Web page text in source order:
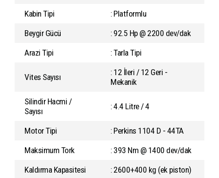
Kabin Tipi
: Platformlu
Beygir Gücü
: 92.5 Hp @ 2200 dev/dak
Arazi Tipi
: Tarla Tipi
Vites Sayısı
: 12 İleri / 12 Geri -
Mekanik
Silindir Hacmi /
Sayısı
: 4.4 Litre / 4
Motor Tipi
: Perkins 1104 D - 44TA
Maksimum Tork
: 393 Nm @ 1400 dev/dak
Kaldırma Kapasitesi
: 2600+400 kg (ek piston)